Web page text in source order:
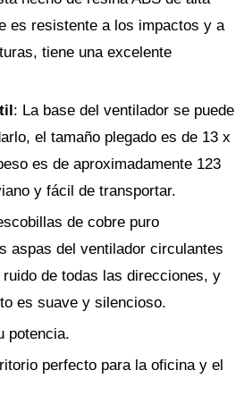
es resistente a los impactos y a
tiene una excelente
: La base del ventilador se puede
el tamaño plegado es de 13 x
es de aproximadamente 123
y fácil de transportar.
de cobre puro
aspas del ventilador circulantes
de todas las direcciones, y
es suave y silencioso.
potencia.
perfecto para la oficina y el